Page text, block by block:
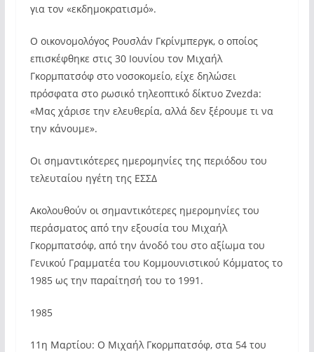
για τον «εκδημοκρατισμό».
Ο οικονομολόγος Ρουσλάν Γκρίνμπεργκ, ο οποίος
επισκέφθηκε στις 30 Ιουνίου τον Μιχαήλ
Γκορμπατσόφ στο νοσοκομείο, είχε δηλώσει
πρόσφατα στο ρωσικό τηλεοπτικό δίκτυο Zvezda:
«Μας χάρισε την ελευθερία, αλλά δεν ξέρουμε τι να
την κάνουμε».
Οι σημαντικότερες ημερομηνίες της περιόδου του
τελευταίου ηγέτη της ΕΣΣΔ
Ακολουθούν οι σημαντικότερες ημερομηνίες του
περάσματος από την εξουσία του Μιχαήλ
Γκορμπατσόφ, από την άνοδό του στο αξίωμα του
Γενικού Γραμματέα του Κομμουνιστικού Κόμματος το
1985 ως την παραίτησή του το 1991.
1985
11η Μαρτίου: Ο Μιχαήλ Γκορμπατσόφ, στα 54 του